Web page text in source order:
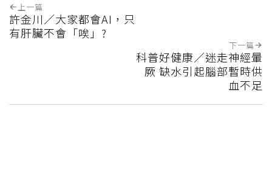
上一篇
許金川／大家都會AI，只
有肝臟不會「唉」?
下一篇
科普好健康／迷走神經暈
厥 缺水引起腦部暫時供
血不足